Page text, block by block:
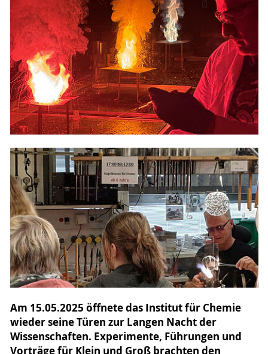
Am 15.05.2025 öffnete das Institut für Chemie
wieder seine Türen zur Langen Nacht der
Wissenschaften. Experimente, Führungen und
Vorträge für Klein und Groß brachten den